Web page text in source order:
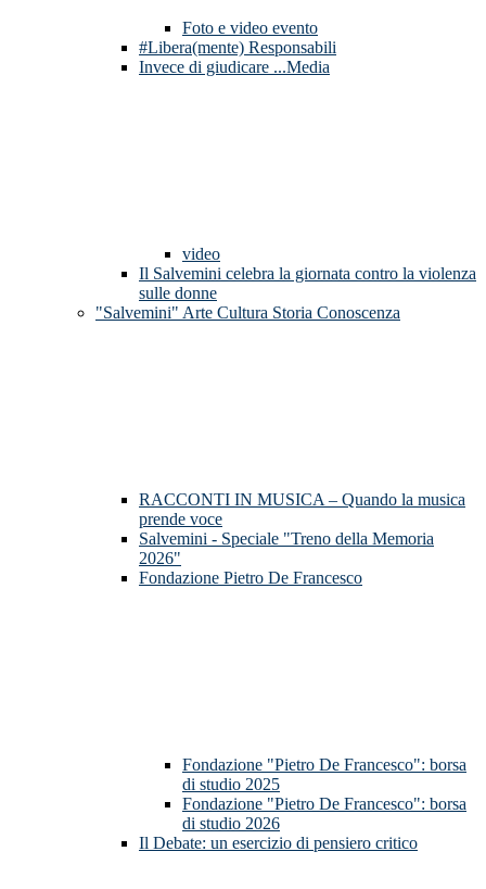
Foto e video evento
#Libera(mente) Responsabili
Invece di giudicare ...Media
video
Il Salvemini celebra la giornata contro la violenza
sulle donne
"Salvemini" Arte Cultura Storia Conoscenza
RACCONTI IN MUSICA – Quando la musica
prende voce
Salvemini - Speciale "Treno della Memoria
2026"
Fondazione Pietro De Francesco
Fondazione "Pietro De Francesco": borsa
di studio 2025
Fondazione "Pietro De Francesco": borsa
di studio 2026
Il Debate: un esercizio di pensiero critico